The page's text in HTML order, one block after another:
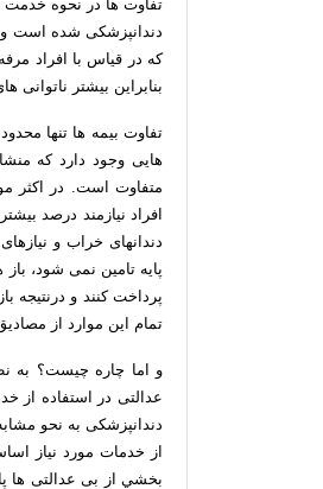
تفاوت ها در نحوه خدمت
دندانپزشکی شده است
که در قياس با افراد
بنابراين بيشتر ناتوانی
تفاوت بیمه ها تنها
هایی وجود دارد که
متفاوت است. در اکثر
افراد نیازمند درصد
دندانهای خراب و
پایه تامین نمی شود،
پرداخت کنند و درنتیجه
تمام این موارد از
و اما چاره چیست؟ به
عدالتی در استفاده از
دندانپزشکی به نحو
از خدمات مورد نیاز
بخشي از بی عدالتی ها